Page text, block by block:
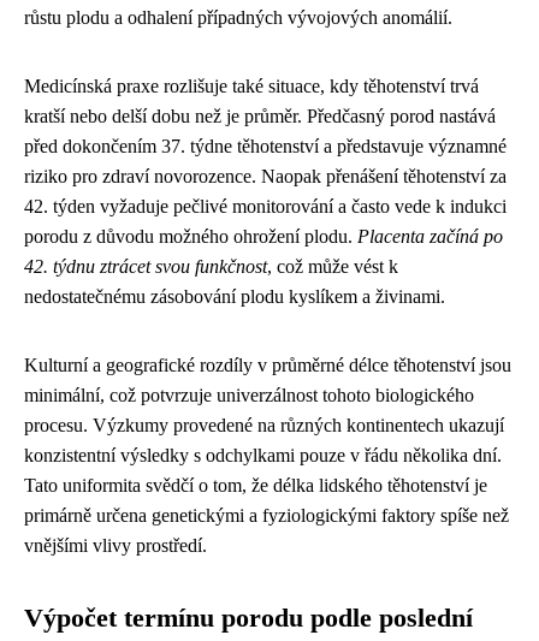
růstu plodu a odhalení případných vývojových anomálií.
Medicínská praxe rozlišuje také situace, kdy těhotenství trvá
kratší nebo delší dobu než je průměr. Předčasný porod nastává
před dokončením 37. týdne těhotenství a představuje významné
riziko pro zdraví novorozence. Naopak přenášení těhotenství za
42. týden vyžaduje pečlivé monitorování a často vede k indukci
porodu z důvodu možného ohrožení plodu. Placenta začíná po
42. týdnu ztrácet svou funkčnost, což může vést k
nedostatečnému zásobování plodu kyslíkem a živinami.
Kulturní a geografické rozdíly v průměrné délce těhotenství jsou
minimální, což potvrzuje univerzálnost tohoto biologického
procesu. Výzkumy provedené na různých kontinentech ukazují
konzistentní výsledky s odchylkami pouze v řádu několika dní.
Tato uniformita svědčí o tom, že délka lidského těhotenství je
primárně určena genetickými a fyziologickými faktory spíše než
vnějšími vlivy prostředí.
Výpočet termínu porodu podle poslední